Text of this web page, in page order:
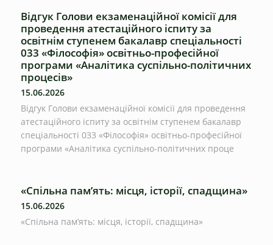
Відгук Голови екзаменаційної комісії для
проведення атестаційного іспиту за
освітнім ступенем бакалавр спеціальності
033 «Філософія» освітньо-професійної
програми «Аналітика суспільно-політичних
процесів»
15.06.2026
Відгук Голови екзаменаційної комісії для проведення
атестаційного іспиту за освітнім ступенем бакалавр
спеціальності 033 «Філософія» освітньо-професійної
програми «Аналітика суспільно-політичних проце
«Спільна пам’ять: місця, історії, спадщина»
15.06.2026
«Спільна пам’ять: місця, історії, спадщина»